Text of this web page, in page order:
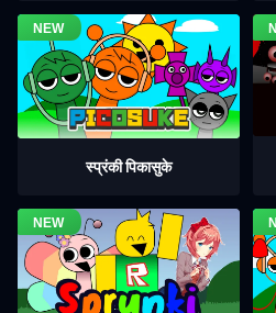
स्प्रंकी पिकासुके